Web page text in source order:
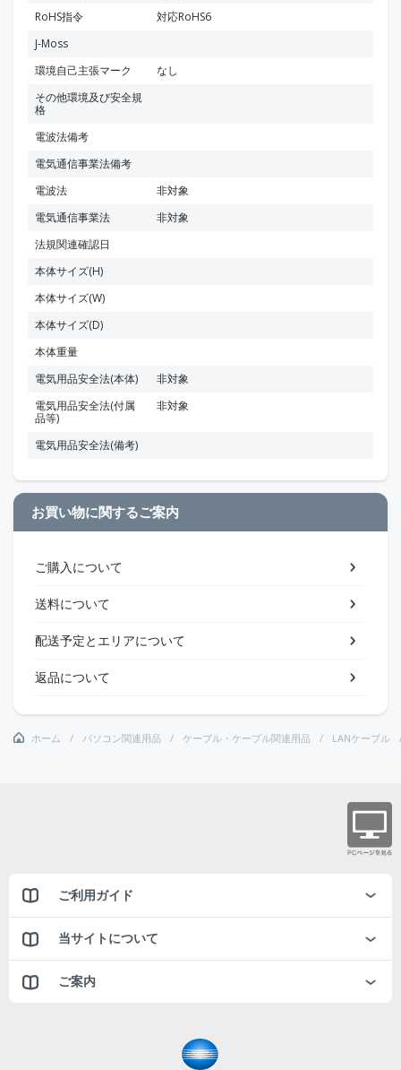
RoHS指令
対応RoHS6
J-Moss
環境自己主張マーク
なし
その他環境及び安全規
格
電波法備考
電気通信事業法備考
電波法
非対象
電気通信事業法
非対象
法規関連確認日
本体サイズ(H)
本体サイズ(W)
本体サイズ(D)
本体重量
電気用品安全法(本体)
非対象
電気用品安全法(付属
品等)
非対象
電気用品安全法(備考)
お買い物に関するご案内
ご購入について
送料について
配送予定とエリアについて
返品について
ホーム パソコン関連用品 ケーブル・ケーブル関連用品 LANケーブル
ご利用ガイド
当サイトについて
ご案内